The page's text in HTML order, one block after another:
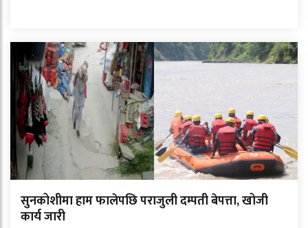
सुनकोशीमा हाम फालेपछि पराजुली दम्पती बेपत्ता, खोजी
कार्य जारी